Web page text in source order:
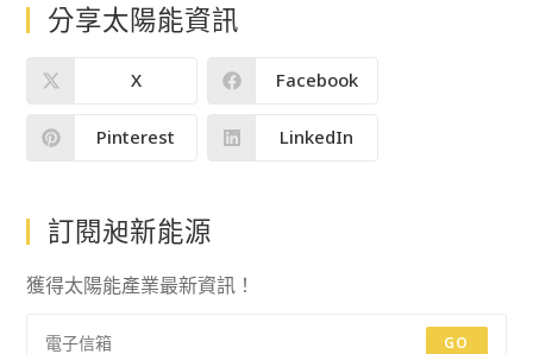
分享太陽能資訊
X Facebook
Pinterest LinkedIn
訂閱昶新能源
獲得太陽能產業最新資訊！
GO